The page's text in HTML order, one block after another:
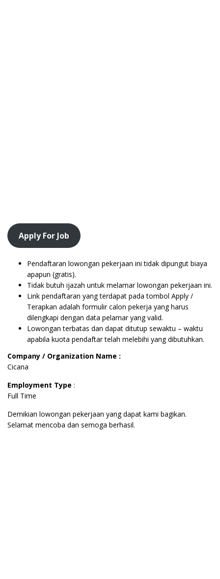
Apply For Job
Pendaftaran lowongan pekerjaan ini tidak dipungut biaya
apapun (gratis).
Tidak butuh ijazah untuk melamar lowongan pekerjaan ini.
Link pendaftaran yang terdapat pada tombol Apply /
Terapkan adalah formulir calon pekerja yang harus
dilengkapi dengan data pelamar yang valid.
Lowongan terbatas dan dapat ditutup sewaktu – waktu
apabila kuota pendaftar telah melebihi yang dibutuhkan.
Company / Organization Name :
Cicana
Employment Type :
Full Time
Demikian lowongan pekerjaan yang dapat kami bagikan.
Selamat mencoba dan semoga berhasil.